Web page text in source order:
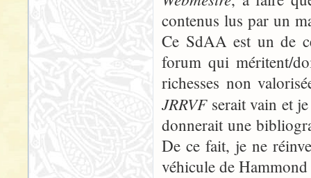
contenus lus par un
Ce SdAA est un de
forum qui méritent/
richesses non
JRRVF serait vain et
donnerait une
De ce fait, je ne
véhicule de